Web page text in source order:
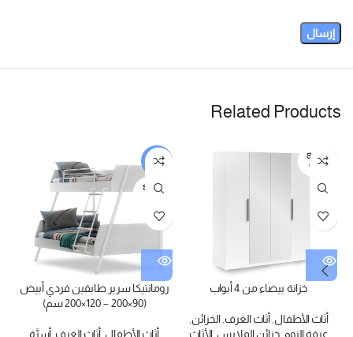
Related Products
SOLD
OUT
خزانة بيضاء من 4 أبواب
أثاث الأطفال ,أثاث الغرف ,الخزائن
غرفة النوم ,خزائن الملابس ,الأثاث
-5%
SOLD
رومانتيكا سرير طابقين فردي أبيض
(90×200 – 120×200 سم)
أثاث الأطفال أثاث الغرف أسرَّة